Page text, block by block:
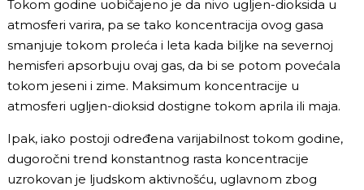
Tokom godine uobičajeno je da nivo ugljen-dioksida u
atmosferi varira, pa se tako koncentracija ovog gasa
smanjuje tokom proleća i leta kada biljke na severnoj
hemisferi apsorbuju ovaj gas, da bi se potom povećala
tokom jeseni i zime. Maksimum koncentracije u
atmosferi ugljen-dioksid dostigne tokom aprila ili maja.
Ipak, iako postoji određena varijabilnost tokom godine,
dugoročni trend konstantnog rasta koncentracije
uzrokovan je ljudskom aktivnošću, uglavnom zbog